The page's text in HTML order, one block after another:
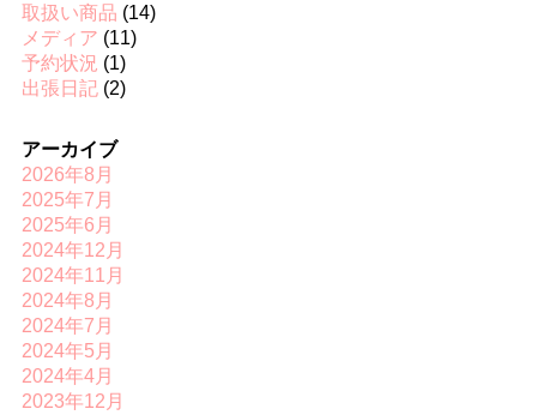
取扱い商品 (14)
メディア (11)
予約状況 (1)
出張日記(2)
アーカイブ
2026年8月
2025年7月
2025年6月
2024年12月
2024年11月
2024年8月
2024年7月
2024年5月
2024年4月
2023年12月